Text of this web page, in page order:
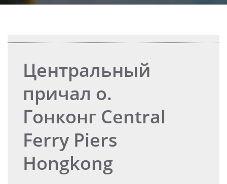
Центральный
причал о.
Гонконг Central
Ferry Piers
Hongkong